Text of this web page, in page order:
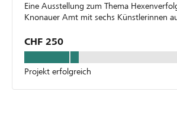
Eine Ausstellung zum Thema
Knonauer Amt mit sechs Künstlerinnen
CHF 250
Projekt erfolgreich